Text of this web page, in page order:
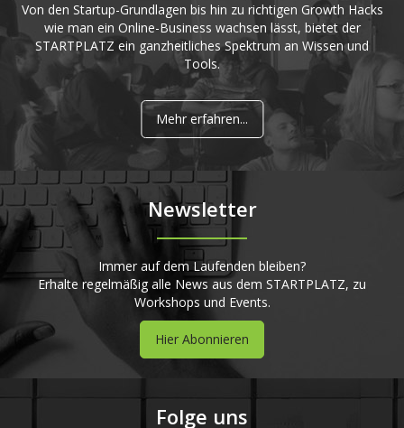
Von den Startup-Grundlagen bis hin zu richtigen Growth Hacks
wie man ein Online-Business wachsen lässt, bietet der
STARTPLATZ ein ganzheitliches Spektrum an Wissen und
Tools.
Mehr erfahren...
Newsletter
Immer auf dem Laufenden bleiben?
Erhalte regelmäßig alle News aus dem STARTPLATZ, zu
Workshops und Events.
Hier Abonnieren
Folge uns